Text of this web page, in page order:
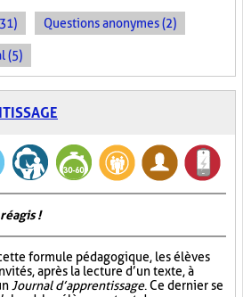
Questions anonymes (2)
(5)
!
formule pédagogique, les élèves
après la lecture d’un texte, à
Journal d’apprentissage. Ce dernier se